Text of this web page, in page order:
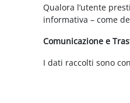
Qualora l’utente
informativa – come
Comunicazione e
I dati raccolti sono